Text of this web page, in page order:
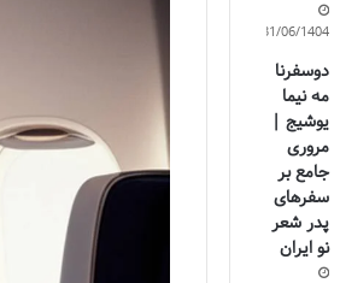
31/06/1404
دوسفرنا
مه نیما
یوشیج |
مروری
جامع بر
سفرهای
پدر شعر
نو ایران